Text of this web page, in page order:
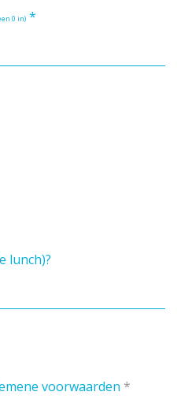
0 in) *
lunch)?
voorwaarden *